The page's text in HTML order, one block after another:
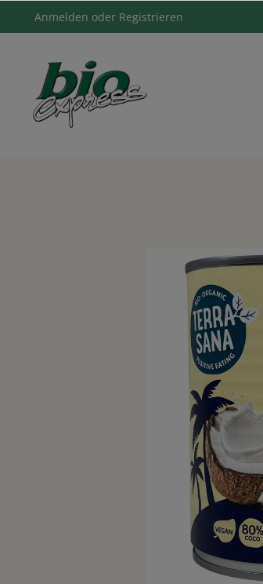
Anmelden oder Registrieren